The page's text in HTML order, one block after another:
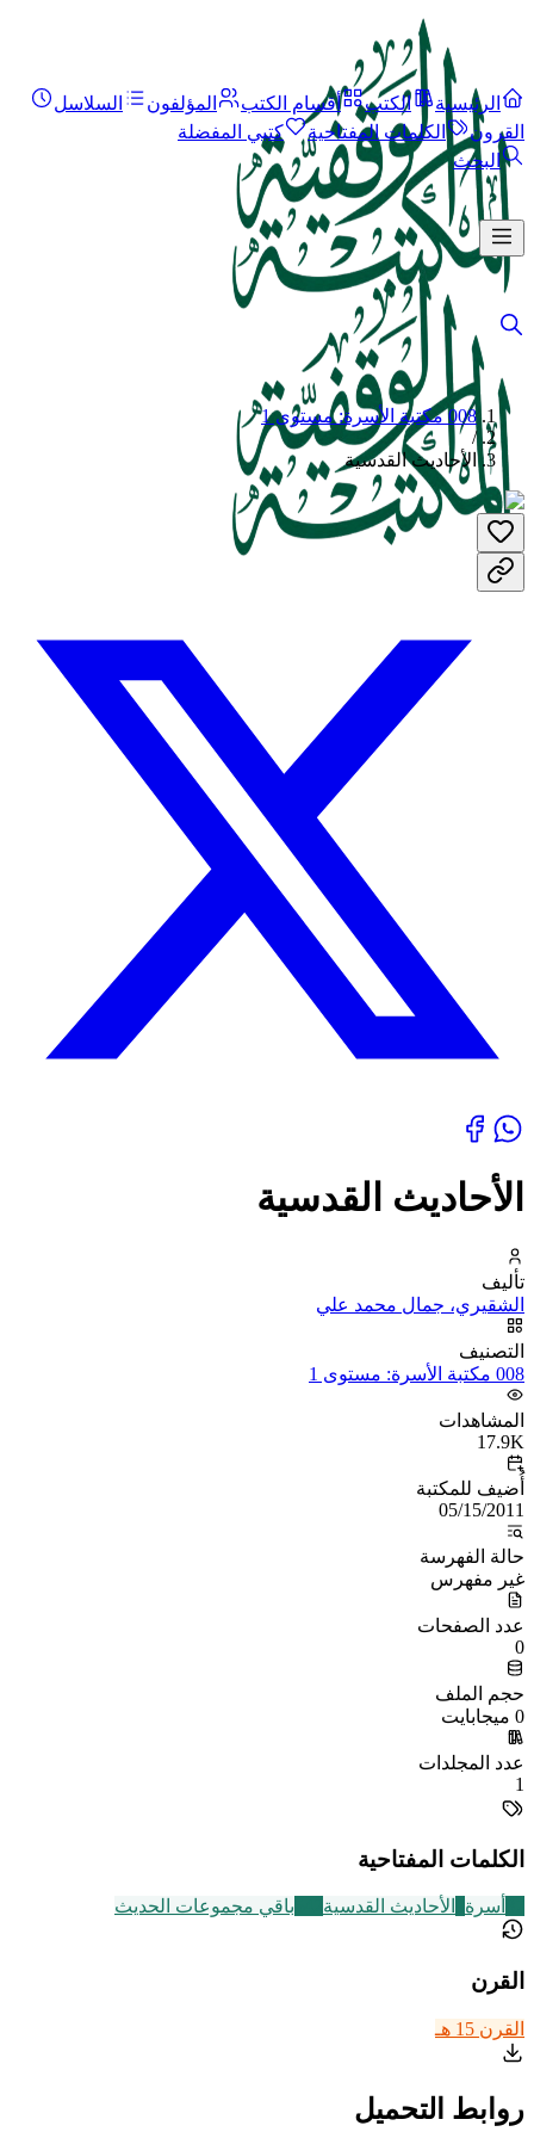
الرئيسية الكتب أقسام الكتب المؤلفون
السلاسل
القرون
الكلمات المفتاحية
كتبي المفضلة
البحث
008 مكتبة الأسرة: مستوى 1
/
الأحاديث القدسية
الأحاديث القدسية
تأليف
الشقيري، جمال محمد علي
التصنيف
008 مكتبة الأسرة: مستوى 1
المشاهدات
17.9K
أُضيف للمكتبة
05/15/2011
حالة الفهرسة
غير مفهرس
عدد الصفحات
0
حجم الملف
0 ميجابايت
عدد المجلدات
1
الكلمات المفتاحية
أسرة الأحاديث القدسية باقي مجموعات الحديث
القرن
القرن 15 هـ
روابط التحميل